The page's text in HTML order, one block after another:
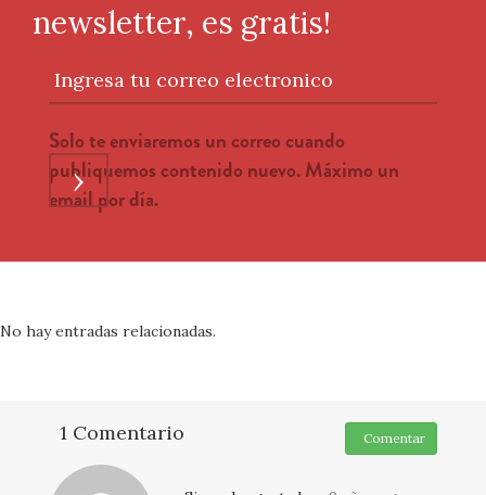
newsletter, es gratis!
Ingresa tu correo electronico
Solo te enviaremos un correo cuando
publiquemos contenido nuevo. Máximo un
email por día.
›
No hay entradas relacionadas.
1 Comentario Comentar